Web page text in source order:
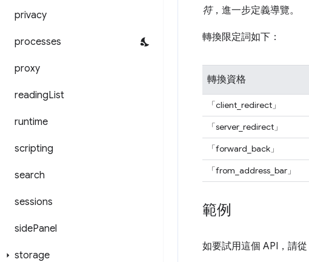
privacy
processes
proxy
readingList
runtime
scripting
search
sessions
sidePanel
storage
符，進一步定義導覽。
轉換限定詞如下：
轉換資格
「client_redirect」
「server_redirect」
「forward_back」
「from_address_bar」
範例
如要試用這個 API，請從